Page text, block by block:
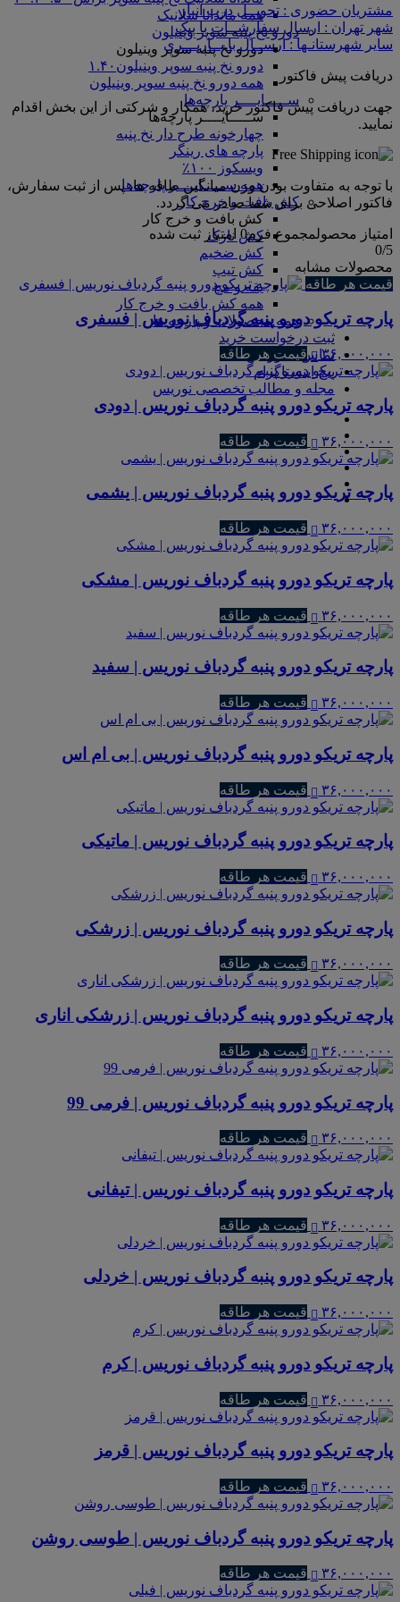
همه ماندانا سلانیک
دورو نخ پنبه سوپر وینیلون
دورو نخ پنبه سوپر وینیلون
دورو نخ پنبه سوپر وینیلون۱.۴۰
همه دورو نخ پنبه سوپر وینیلون
ســـــایــــر پارچه‌ها
ســـــایــــر پارچه‌ها
چهارخونه طرح دار نخ پنبه
پارچه های رینگر
ویسکوز ۱۰۰٪
همه ســـــایــــر پارچه‌ها
کش بافت و خرج کار
کش بافت و خرج کار
کش نازک
کش ضخیم
کش تیپ
یقه و مچ
همه کش بافت و خرج کار
همه محصولات و پارچه ها
ثبت درخواست خرید
تماس با نوریس
پیج اینستاگرام
مجله و مطالب تخصصی نوریس
مشتریان حضوری : تحویــل درب انبار
شهر تهران : ارسال سفارشــات با پیک
سایر شهرستانـها : ارســال با بــاربـــری
دریافت پیش فاکتور
جهت دریافت پیش فاکتور خرید، همکار و شرکتی از این بخش اقدام
نمایید.
با توجه به متفاوت بودن وزن میانگین طاقه ها، پس از ثبت سفارش،
فاکتور اصلاحی برای شما صادر می گردد.
امتیاز محصولمجموع فرم0 امتیاز ثبت شده
0/5
محصولات مشابه
قیمت هر طاقه
پارچه تریکو دورو پنبه گردباف نوریس | فسفری
۳۶,۰۰۰,۰۰۰ قیمت هر طاقه
پارچه تریکو دورو پنبه گردباف نوریس | دودی
۳۶,۰۰۰,۰۰۰ قیمت هر طاقه
پارچه تریکو دورو پنبه گردباف نوریس | یشمی
۳۶,۰۰۰,۰۰۰ قیمت هر طاقه
پارچه تریکو دورو پنبه گردباف نوریس | مشکی
۳۶,۰۰۰,۰۰۰ قیمت هر طاقه
پارچه تریکو دورو پنبه گردباف نوریس | سفید
۳۶,۰۰۰,۰۰۰ قیمت هر طاقه
پارچه تریکو دورو پنبه گردباف نوریس | بی ام اس
۳۶,۰۰۰,۰۰۰ قیمت هر طاقه
پارچه تریکو دورو پنبه گردباف نوریس | ماتیکی
۳۶,۰۰۰,۰۰۰ قیمت هر طاقه
پارچه تریکو دورو پنبه گردباف نوریس | زرشکی
۳۶,۰۰۰,۰۰۰ قیمت هر طاقه
پارچه تریکو دورو پنبه گردباف نوریس | زرشکی اناری
۳۶,۰۰۰,۰۰۰ قیمت هر طاقه
پارچه تریکو دورو پنبه گردباف نوریس | فرمی 99
۳۶,۰۰۰,۰۰۰ قیمت هر طاقه
پارچه تریکو دورو پنبه گردباف نوریس | تیفانی
۳۶,۰۰۰,۰۰۰ قیمت هر طاقه
پارچه تریکو دورو پنبه گردباف نوریس | خردلی
۳۶,۰۰۰,۰۰۰ قیمت هر طاقه
پارچه تریکو دورو پنبه گردباف نوریس | کرم
۳۶,۰۰۰,۰۰۰ قیمت هر طاقه
پارچه تریکو دورو پنبه گردباف نوریس | قرمز
۳۶,۰۰۰,۰۰۰ قیمت هر طاقه
پارچه تریکو دورو پنبه گردباف نوریس | طوسی روشن
۳۶,۰۰۰,۰۰۰ قیمت هر طاقه